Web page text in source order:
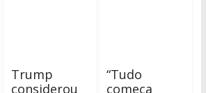
Trump
considerou
“Tudo
começa